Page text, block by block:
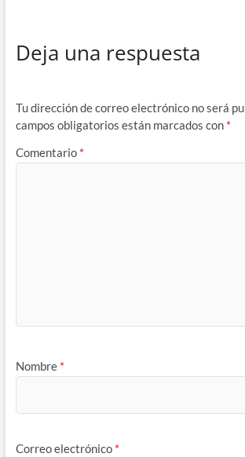
Deja una respuesta
Tu dirección de correo electrónico no será
campos obligatorios están marcados con *
Comentario *
Nombre *
Correo electrónico *